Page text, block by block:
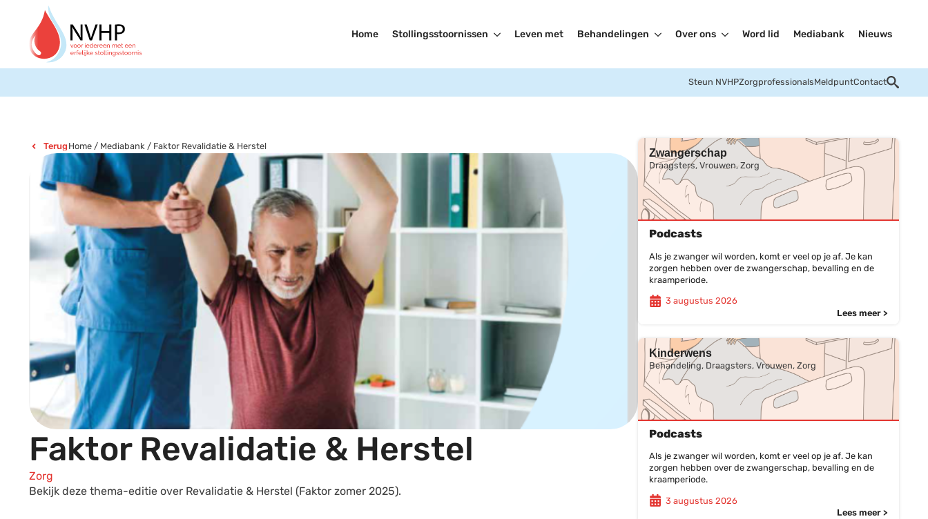
Home Stollingsstoornissen Leven met Behandelingen Over ons Word lid Mediabank Nieuws
Steun NVHPZorgprofessionalsMeldpuntContact
Terug Home/ Mediabank / Faktor Revalidatie & Herstel
Faktor Revalidatie & Herstel
Zorg
Bekijk deze thema-editie over Revalidatie & Herstel (Faktor zomer 2025).
Zwangerschap
Draagsters, Vrouwen, Zorg
Podcasts
Als je zwanger wil worden, komt er veel op je af. Je kan
zorgen hebben over de zwangerschap, bevalling en de
kraamperiode.
3 augustus 2026
Lees meer >
Kinderwens
Behandeling, Draagsters, Vrouwen, Zorg
Podcasts
Als je zwanger wil worden, komt er veel op je af. Je kan
zorgen hebben over de zwangerschap, bevalling en de
kraamperiode.
3 augustus 2026
Lees meer >